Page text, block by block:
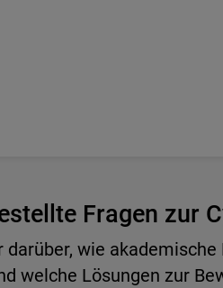
Fragen zur
darüber, wie
welche Lösungen zur